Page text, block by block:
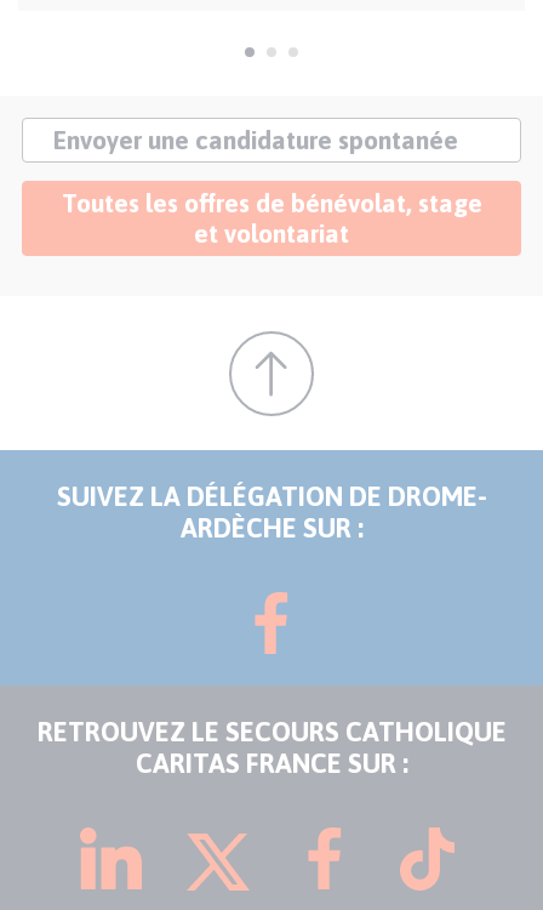
Bouton
candidature
spontanée
Envoyer une candidature spontanée
Bouton
Toutes les offres de bénévolat, stage
et volontariat
SUIVEZ LA DÉLÉGATION DE DROME-
ARDÈCHE SUR :
RETROUVEZ LE SECOURS CATHOLIQUE
CARITAS FRANCE SUR :